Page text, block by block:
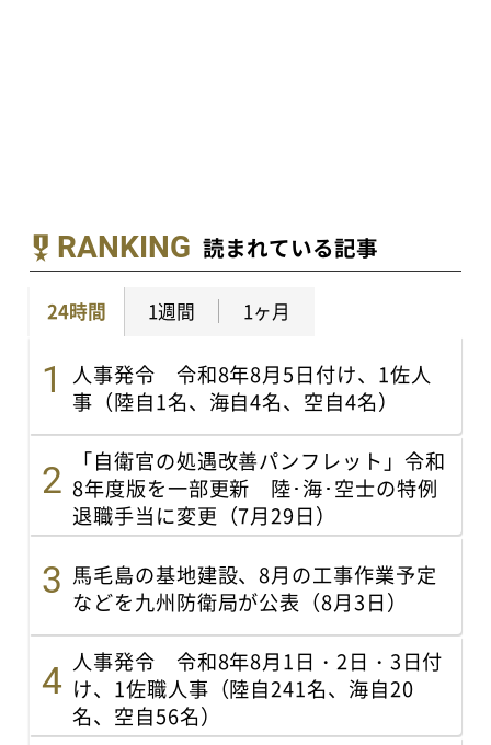
RANKING 読まれている記事
24時間 1週間 1ヶ月
人事発令 令和8年8月5日付け、1佐人
事（陸自1名、海自4名、空自4名）
「自衛官の処遇改善パンフレット」令和
8年度版を一部更新 陸･海･空士の特例
退職手当に変更（7月29日）
馬毛島の基地建設、8月の工事作業予定
などを九州防衛局が公表（8月3日）
人事発令 令和8年8月1日・2日・3日付
け、1佐職人事（陸自241名、海自20
名、空自56名）